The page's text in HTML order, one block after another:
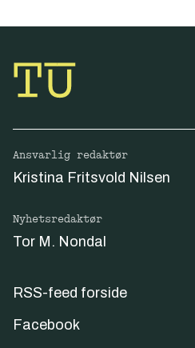
Ansvarlig redaktør
Kristina Fritsvold Nilsen
Nyhetsredaktør
Tor M. Nondal
RSS-feed forside
Facebook